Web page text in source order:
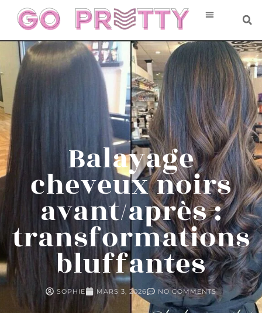
Balayage
cheveux noirs
avant/après :
transformations
bluffantes
SOPHIE MARS 3, 2026 NO COMMENTS